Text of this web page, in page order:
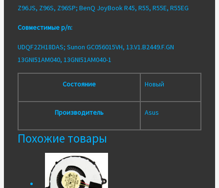
Z96JS, Z96S, Z96SP; BenQ JoyBook R45, R55, R55E, R55EG
Совместимые p/n:
UDQF2ZH18DAS; Sunon GC056015VH, 13.V1.B2449.F.GN
13GNI51AM040, 13GNI51AM040-1
Состояние Новый
Производитель Asus
Похожие товары